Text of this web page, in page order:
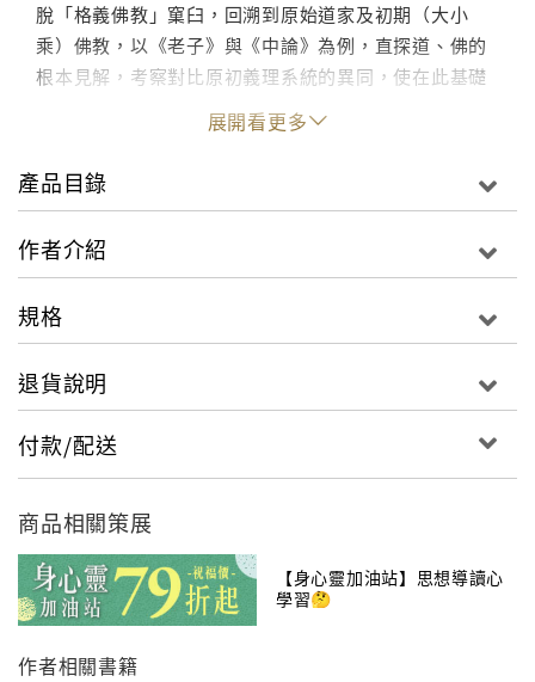
脫「格義佛教」窠臼，回溯到原始道家及初期（大小
乘）佛教，以《老子》與《中論》為例，直探道、佛的
根本見解，考察對比原初義理系統的異同，使在此基礎
上助於思考佛、道交涉的課題，乃至思考佛學中國化、
老莊化過程中可能的轉捩點。就此而言，本書可視為探
討道、佛關係的基礎性研究，乃探究道、佛思想暨中國
哲學必備之作！
展開看更多
產品目錄
作者介紹
規格
退貨說明
付款/配送
商品相關策展
【身心靈加油站】思想導讀心
學習🤔
作者相關書籍